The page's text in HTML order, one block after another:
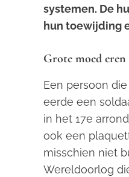
systemen. De
hun toewijding
Grote moed eren
Een persoon
eerde een
in het 17e
ook een
misschien niet
Wereldoorlog